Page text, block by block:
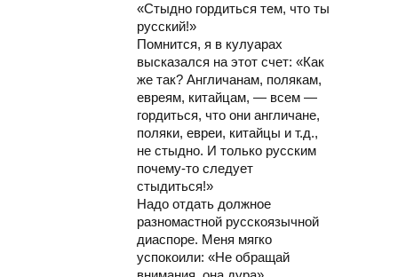
«Стыдно гордиться тем, что ты
русский!»
Помнится, я в кулуарах
высказался на этот счет: «Как
же так? Англичанам, полякам,
евреям, китайцам, — всем —
гордиться, что они англичане,
поляки, евреи, китайцы и т.д.,
не стыдно. И только русским
почему-то следует
стыдиться!»
Надо отдать должное
разномастной русскоязычной
диаспоре. Меня мягко
успокоили: «Не обращай